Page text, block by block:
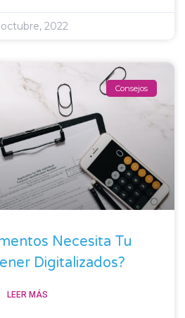
octubre, 2022
Consejos
Necesita Tu
Digitalizados?
LEER MÁS